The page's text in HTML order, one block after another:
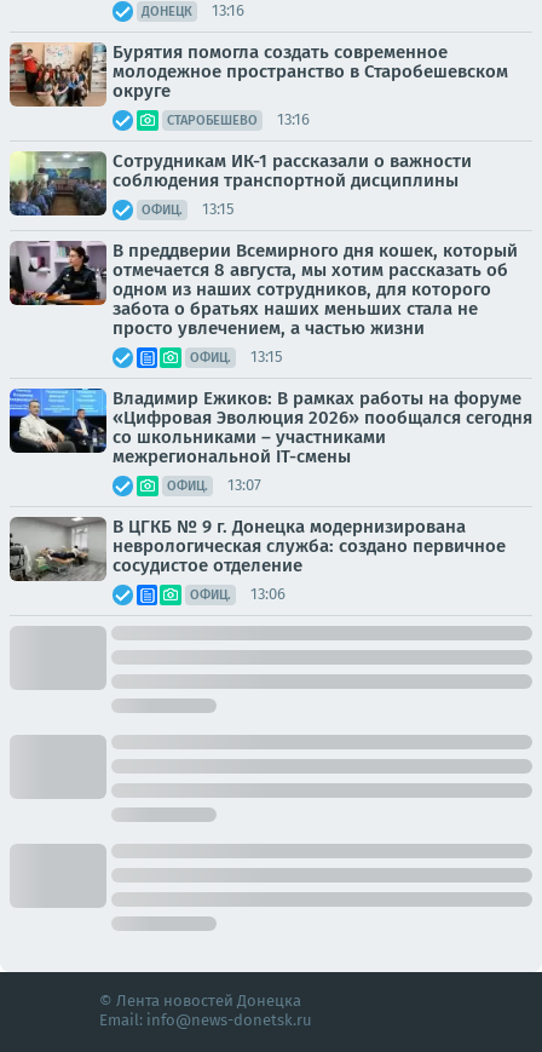
ДОНЕЦК 13:16
Бурятия помогла создать современное
молодежное пространство в Старобешевском
округе
СТАРОБЕШЕВО 13:16
Сотрудникам ИК-1 рассказали о важности
соблюдения транспортной дисциплины
ОФИЦ. 13:15
В преддверии Всемирного дня кошек, который
отмечается 8 августа, мы хотим рассказать об
одном из наших сотрудников, для которого
забота о братьях наших меньших стала не
просто увлечением, а частью жизни
ОФИЦ. 13:15
Владимир Ежиков: В рамках работы на форуме
«Цифровая Эволюция 2026» пообщался сегодня
со школьниками – участниками
межрегиональной IT-смены
ОФИЦ. 13:07
В ЦГКБ № 9 г. Донецка модернизирована
неврологическая служба: создано первичное
сосудистое отделение
ОФИЦ. 13:06
© Лента новостей Донецка
Email: info@news-donetsk.ru